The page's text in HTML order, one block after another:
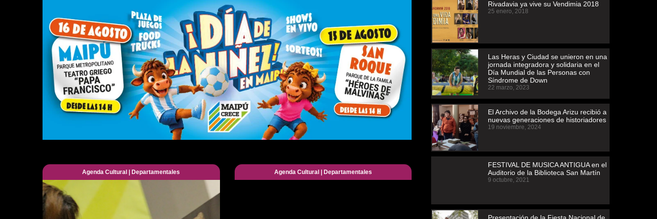
Agenda Cultural Departamentales Agenda Cultural Departamentales
Rivadavia ya vive su Vendimia 2018
25 enero, 2018
Las Heras y Ciudad se unieron en una
jornada integradora y solidaria en el
Día Mundial de las Personas con
Síndrome de Down
22 marzo, 2023
El Archivo de la Bodega Arizu recibió a
nuevas generaciones de historiadores
19 noviembre, 2024
FESTIVAL DE MUSICA ANTIGUA en el
Auditorio de la Biblioteca San Martín
9 octubre, 2021
Presentación de la Fiesta Nacional de